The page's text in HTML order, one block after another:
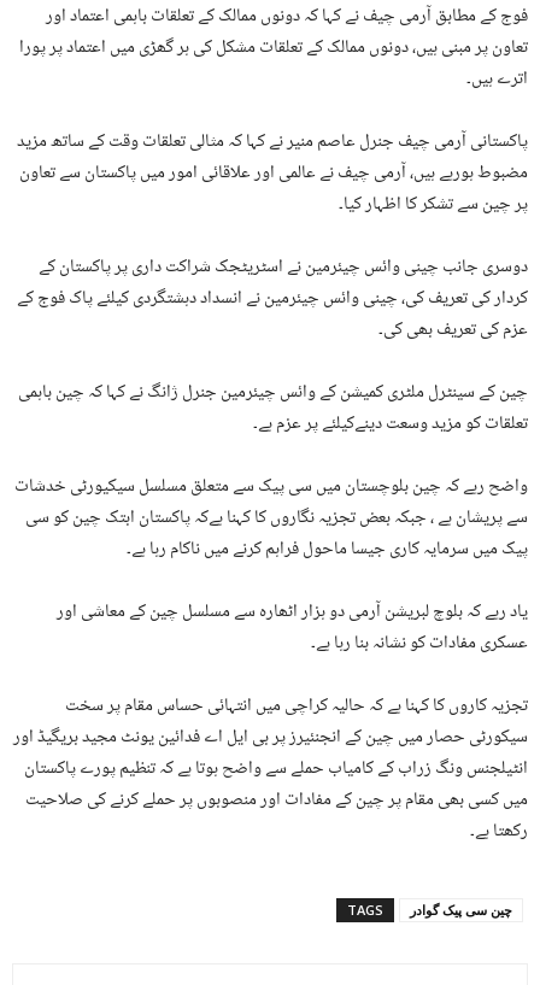
فوج کے مطابق آرمی چیف نے کہا کہ دونوں ممالک کے تعلقات باہمی اعتماد اور
تعاون پر مبنی ہیں، دونوں ممالک کے تعلقات مشکل کی ہر گھڑی میں اعتماد پر پورا
اترے ہیں۔
پاکستانی آرمی چیف جنرل عاصم منیر نے کہا کہ مثالی تعلقات وقت کے ساتھ مزید
مضبوط ہورہے ہیں، آرمی چیف نے عالمی اور علاقائی امور میں پاکستان سے تعاون
پر چین سے تشکر کا اظہار کیا۔
دوسری جانب چینی وائس چیئرمین نے اسٹریٹجک شراکت داری پر پاکستان کے
کردار کی تعریف کی، چینی وائس چیئرمین نے انسداد دہشتگردی کیلئے پاک فوج کے
عزم کی تعریف بھی کی۔
چین کے سینٹرل ملٹری کمیشن کے وائس چیئرمین جنرل ژانگ نے کہا کہ چین باہمی
تعلقات کو مزید وسعت دینےکیلئے پر عزم ہے۔
واضح رہے کہ چین بلوچستان میں سی پیک سے متعلق مسلسل سیکیورٹی خدشات
سے پریشان ہے ، جبکہ بعض تجزیہ نگاروں کا کہنا ہےکہ پاکستان ابتک چین کو سی
پیک میں سرمایہ کاری جیسا ماحول فراہم کرنے میں ناکام رہا ہے۔
یاد رہے کہ بلوچ لبریشن آرمی دو ہزار اٹھارہ سے مسلسل چین کے معاشی اور
عسکری مفادات کو نشانہ بنا رہا ہے۔
تجزیہ کاروں کا کہنا ہے کہ حالیہ کراچی میں انتہائی حساس مقام پر سخت
سیکورٹی حصار میں چین کے انجنئیرز پر بی ایل اے فدائین یونٹ مجید بریگیڈ اور
انٹیلجنس ونگ زراب کے کامیاب حملے سے واضح ہوتا ہے کہ تنظیم پورے پاکستان
میں کسی بھی مقام پر چین کے مفادات اور منصوبوں پر حملے کرنے کی صلاحیت
رکھتا ہے۔
TAGS چین سی پیک گوادر